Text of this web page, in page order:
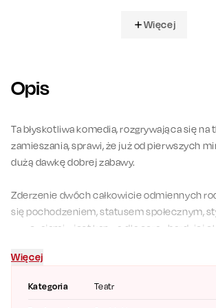
Więcej
Opis
Kategoria Teatr
Ta błyskotliwa komedia, rozgrywająca się na
zamieszania, sprawi, że już od pierwszych
dużą dawkę dobrej zabawy.
Zderzenie dwóch całkowicie odmiennych
się pochodzeniem, statusem społecznym,
zwyczajami – jest kanwą dla coraz bardziej
narzeczonych próbują zapanować nad
wydarzyło? kto ponosi winę? co dalej z
Więcej